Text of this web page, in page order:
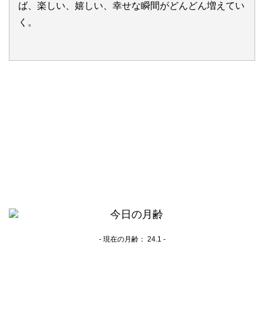
ば、楽しい、嬉しい、幸せな瞬間がどんどん増えてい
く。
- 現在の月齢： 24.1 -